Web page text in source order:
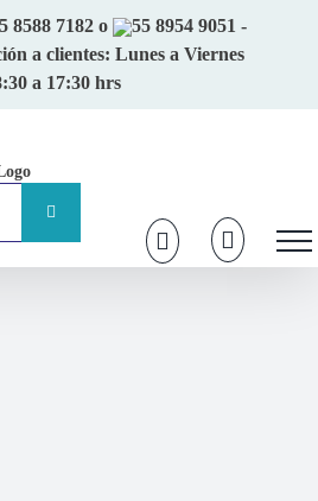
8588 7182o 55 8954 9051 -
a clientes: Lunes a Viernes
a 17:30 hrs